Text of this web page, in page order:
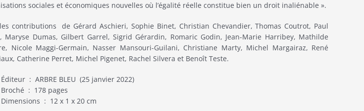
sociales et économiques nouvelles où l’égalité réelle constitue bien un droit inaliénable ».
contributions de Gérard Aschieri, Sophie Binet, Christian Chevandier, Thomas Coutrot, Paul
Maryse Dumas, Gilbert Garrel, Sigrid Gérardin, Romaric Godin, Jean-Marie Harribey, Mathilde
Nicole Maggi-Germain, Nasser Mansouri-Guilani, Christiane Marty, Michel Margairaz, René
Catherine Perret, Michel Pigenet, Rachel Silvera et Benoît Teste.
Éditeur ‏ : ‎ ARBRE BLEU (25 janvier 2022)
Broché ‏ : ‎ 178 pages
Dimensions ‏ : ‎ 12 x 1 x 20 cm